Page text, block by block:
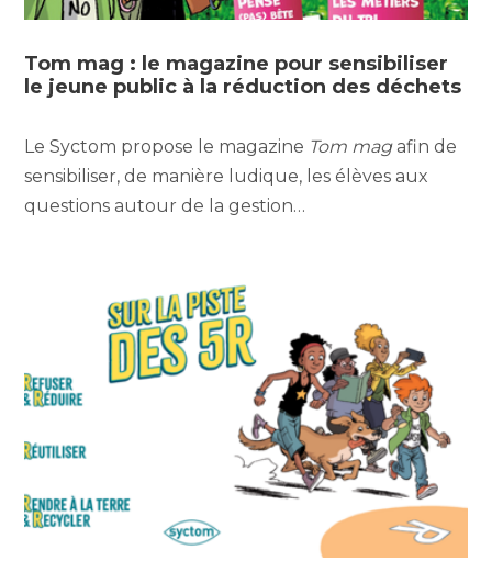
Tom mag : le magazine pour sensibiliser
le jeune public à la réduction des déchets
Le Syctom propose le magazine Tom magafin de
sensibiliser, de manière ludique, les élèves aux
questions autour de la gestion…